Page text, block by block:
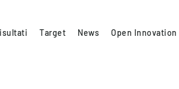
Target News Open Innovation